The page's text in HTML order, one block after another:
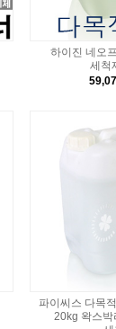
하이진 네오
세척
파이씨스 다목
20kg 왁스박